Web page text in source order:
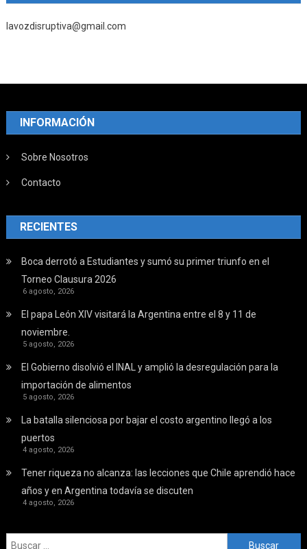
lavozdisruptiva@gmail.com
INFORMACIÓN
Sobre Nosotros
Contacto
RECIENTES
Boca derrotó a Estudiantes y sumó su primer triunfo en el
Torneo Clausura 2026
6 agosto, 2026
El papa León XIV visitará la Argentina entre el 8 y 11 de
noviembre.
5 agosto, 2026
El Gobierno disolvió el INAL y amplió la desregulación para la
importación de alimentos
5 agosto, 2026
La batalla silenciosa por bajar el costo argentino llegó a los
puertos
4 agosto, 2026
Tener riqueza no alcanza: las lecciones que Chile aprendió hace
años y en Argentina todavía se discuten
4 agosto, 2026
Buscar: